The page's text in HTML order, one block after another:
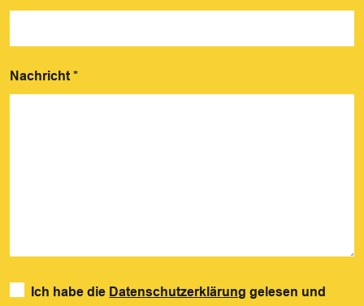
Nachricht *
Ich habe die Datenschutzerklärung gelesen und